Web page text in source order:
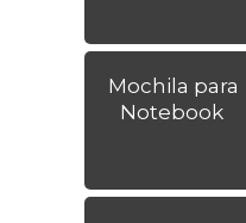
Mochila para
Notebook